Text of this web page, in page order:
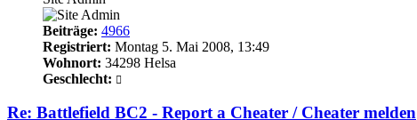
Beiträge: 4966
Registriert: Montag 5. Mai 2008, 13:49
Wohnort: 34298 Helsa
Geschlecht:
Re: Battlefield BC2 - Report a Cheater / Cheater melden